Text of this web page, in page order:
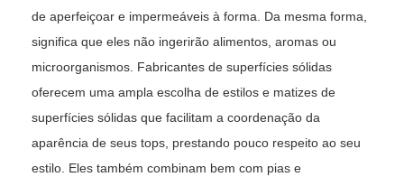
de aperfeiçoar e impermeáveis ​​à forma. Da mesma forma,
significa que eles não ingerirão alimentos, aromas ou
microorganismos. Fabricantes de superfícies sólidas
oferecem uma ampla escolha de estilos e matizes de
superfícies sólidas que facilitam a coordenação da
aparência de seus tops, prestando pouco respeito ao seu
estilo. Eles também combinam bem com pias e